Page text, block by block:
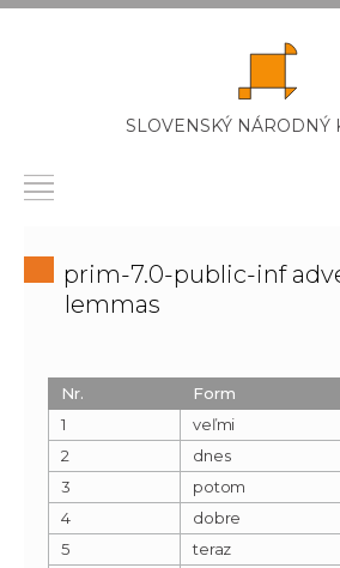
SLOVENSKÝ NÁRODNÝ
prim-7.0-public-inf
lemmas
Nr. Form
1
veľmi
2
dnes
3
potom
4
dobre
5
teraz